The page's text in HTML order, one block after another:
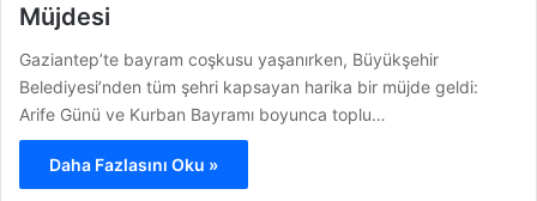
Müjdesi
Gaziantep’te bayram coşkusu yaşanırken, Büyükşehir
Belediyesi’nden tüm şehri kapsayan harika bir müjde geldi:
Arife Günü ve Kurban Bayramı boyunca toplu…
Daha Fazlasını Oku »